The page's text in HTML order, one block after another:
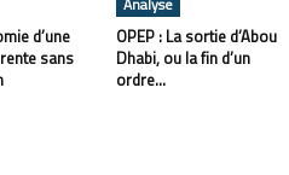
d’une
sans
OPEP : La sortie d’Abou
Dhabi, ou la fin d’un
ordre...